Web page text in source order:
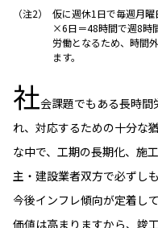
仮に週休1日で毎週月
×6日＝48時間で週8時
労働となるため、時間
ます。
社会課題でもある長時
れ、対応するための十分な
な中で、工期の長期化、施
主・建設業者双方で必ずし
今後インフレ傾向が定着し
価値は高まりますから、竣